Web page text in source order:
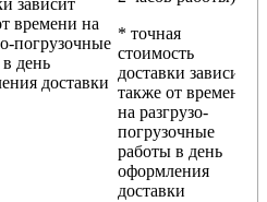
зависит
времени на
погрузочные
день
доставки
* точная
стоимость
доставки зависит
также от времени
на разгрузо-
погрузочные
работы в день
оформления
доставки